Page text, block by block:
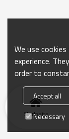
Startseite
We use
experience.
order to
Accept all
Necessary